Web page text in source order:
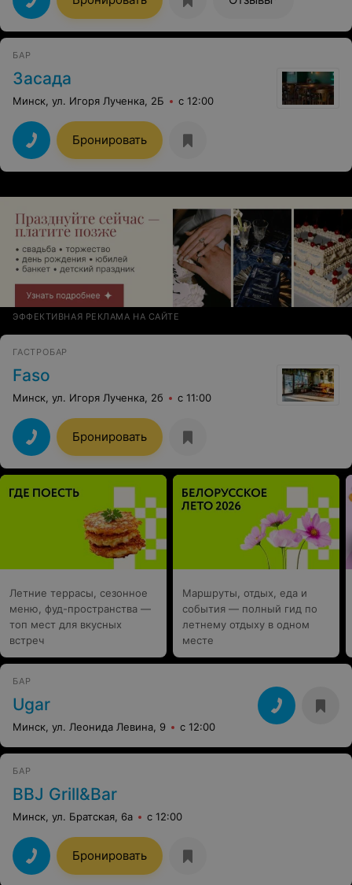
БАР
Засада
Минск, ул. Игоря Лученка, 2Б с 12:00
Бронировать
ЭФФЕКТИВНАЯ РЕКЛАМА НА САЙТЕ
ГАСТРОБАР
Faso
Минск, ул. Игоря Лученка, 2б с 11:00
Бронировать
Летние террасы, сезонное
меню, фуд-пространства —
топ мест для вкусных
встреч
Маршруты, отдых, еда и
события — полный гид по
летнему отдыху в одном
месте
БАР
Ugar
Минск, ул. Леонида Левина, 9 с 12:00
БАР
BBJ Grill&Bar
Минск, ул. Братская, 6а с 12:00
Бронировать